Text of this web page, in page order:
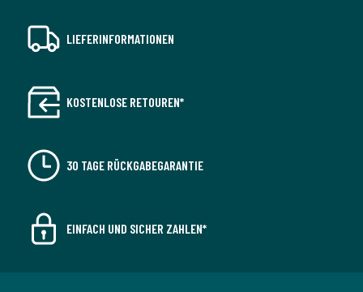
LIEFERINFORMATIONEN
KOSTENLOSE RETOUREN*
30 TAGE RÜCKGABEGARANTIE
EINFACH UND SICHER ZAHLEN*